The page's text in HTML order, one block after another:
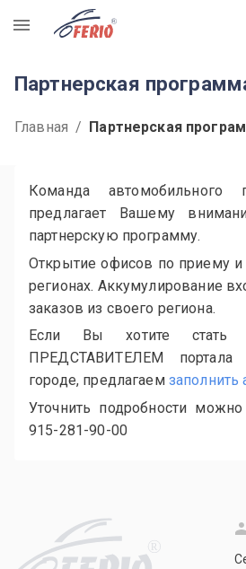
R
Партнерская
Главная / Партнерская
Команда автомобильного
предлагает Вашему
партнерскую программу.
Открытие офисов по приему
регионах. Аккумулирование
заказов из своего региона.
Если Вы хотите стать
ПРЕДСТАВИТЕЛЕМ
городе, предлагаем заполнить
Уточнить подробности
915-281-90-00
R